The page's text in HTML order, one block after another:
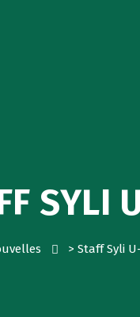
SYLI
> Staff Syli